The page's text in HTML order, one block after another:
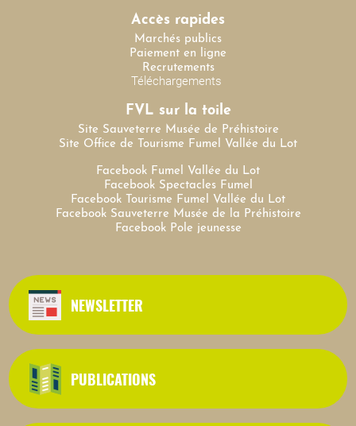
Accès rapides
Marchés publics
Paiement en ligne
Recrutements
Téléchargements
FVL sur la toile
Site Sauveterre Musée de Préhistoire
Site Office de Tourisme Fumel Vallée du Lot
Facebook Fumel Vallée du Lot
Facebook Spectacles Fumel
Facebook Tourisme Fumel Vallée du Lot
Facebook Sauveterre Musée de la Préhistoire
Facebook Pole jeunesse
NEWSLETTER
PUBLICATIONS